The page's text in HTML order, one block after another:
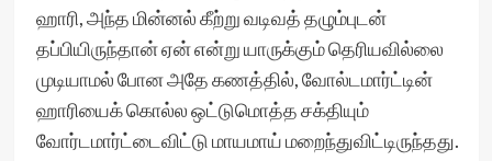
ஹாரி, அந்த மின்னல் கீற்று வடிவத் தழும்புடன்
தப்பியிருந்தான் ஏன் என்று யாருக்கும் தெரியவில்லை
முடியாமல் போன அதே கணத்தில், வோல்டமார்ட்டின்
ஹாரியைக் கொல்ல ஒட்டுமொத்த சக்தியும்
வோர்டமார்ட்டைவிட்டு மாயமாய் மறைந்துவிட்டிருந்தது.